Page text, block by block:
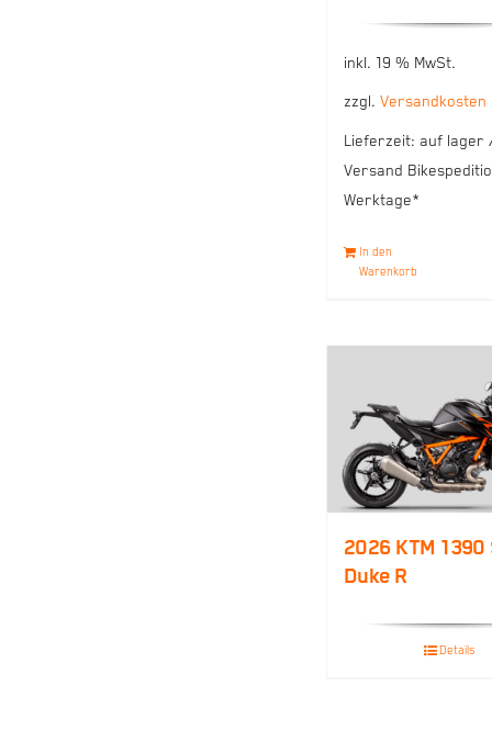
12.999,00
inkl. 19 % MwSt.
zzgl.Versandkosten
Lieferzeit:auf lager
Versand
Werktage*
In den
Warenkorb
2026 KTM
Duke R
Details